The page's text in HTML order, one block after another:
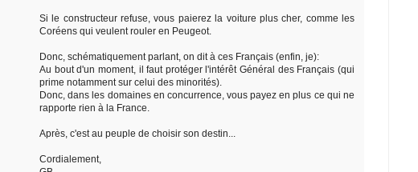
Si le constructeur refuse, vous paierez la voiture plus cher, comme les
Coréens qui veulent rouler en Peugeot.
Donc, schématiquement parlant, on dit à ces Français (enfin, je):
Au bout d'un moment, il faut protéger l'intérêt Général des Français (qui
prime notamment sur celui des minorités).
Donc, dans les domaines en concurrence, vous payez en plus ce qui ne
rapporte rien à la France.
Après, c'est au peuple de choisir son destin...
Cordialement,